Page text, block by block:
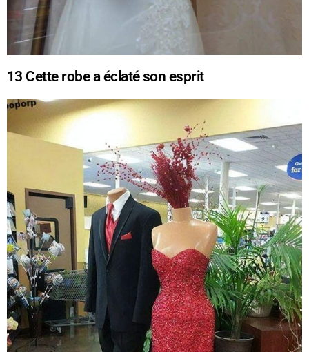
13 Cette robe a éclaté son esprit